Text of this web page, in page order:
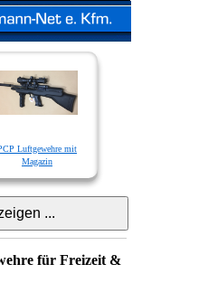
Luftgewehre mit
Magazin
für Freizeit &